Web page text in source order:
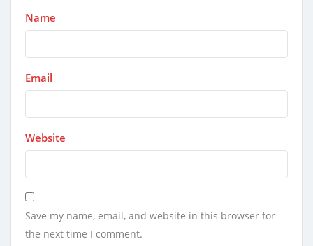
Name
Email
Website
Save my name, email, and website in this browser for
the next time I comment.